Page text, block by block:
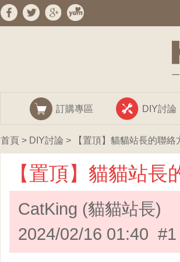
訂購專區 DIY討論
首頁 > DIY討論 > 【置頂】貓貓站長的聯絡
【置頂】貓貓站長
CatKing (貓貓站長)
2024/02/16 01:40 #1